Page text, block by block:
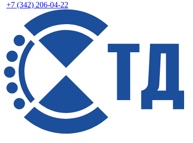
+7 (342) 206-04-22